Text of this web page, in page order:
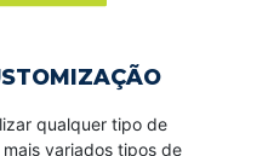
qualquer tipo de
variados tipos de